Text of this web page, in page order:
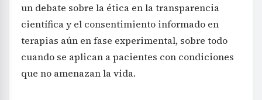
un debate sobre la ética en la transparencia
científica y el consentimiento informado en
terapias aún en fase experimental, sobre todo
cuando se aplican a pacientes con condiciones
que no amenazan la vida.